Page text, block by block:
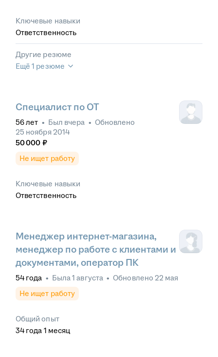
Ключевые навыки
Ответственность
Другие резюме
Ещё 1 резюме
Специалист по ОТ
56лет • Был вчера • Обновлено
25 ноября 2014
50 000 ₽
Не ищет работу
Ключевые навыки
Ответственность
Менеджер интернет-магазина,
менеджер по работе с клиентами и
документами, оператор ПК
54 года • Была1 августа • Обновлено 22 мая
Не ищет работу
Общий опыт
34 года 1 месяц